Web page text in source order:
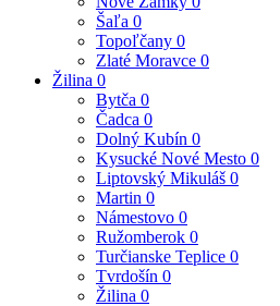
Šaľa 0
Topoľčany 0
Zlaté Moravce 0
Žilina 0
Bytča 0
Čadca 0
Dolný Kubín 0
Kysucké Nové Mesto 0
Liptovský Mikuláš 0
Martin 0
Námestovo 0
Ružomberok 0
Turčianske Teplice 0
Tvrdošín 0
Žilina 0